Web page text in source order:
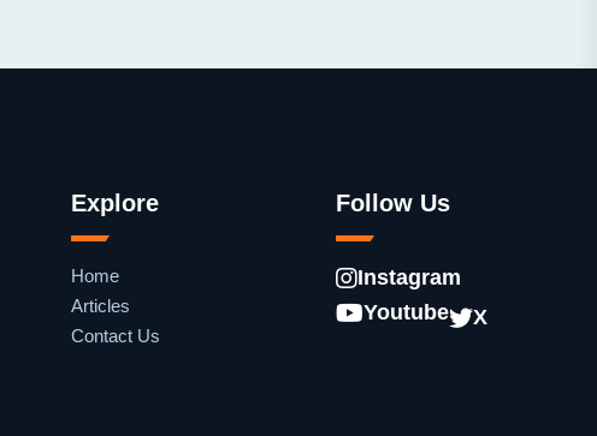
Explore
Home
Articles
Contact Us
Follow Us
Instagram
Youtube
X